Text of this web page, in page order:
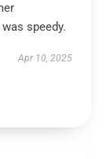
speedy.
Apr 10, 2025